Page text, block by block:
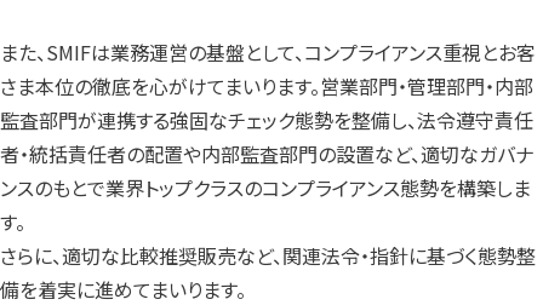
また、SMIFは業務運営の基盤として、コンプライアンス重視とお客
さま本位の徹底を心がけてまいります。営業部門・管理部門・内部
監査部門が連携する強固なチェック態勢を整備し、法令遵守責任
者・統括責任者の配置や内部監査部門の設置など、適切なガバナ
ンスのもとで業界トップクラスのコンプライアンス態勢を構築しま
す。
さらに、適切な比較推奨販売など、関連法令・指針に基づく態勢整
備を着実に進めてまいります。